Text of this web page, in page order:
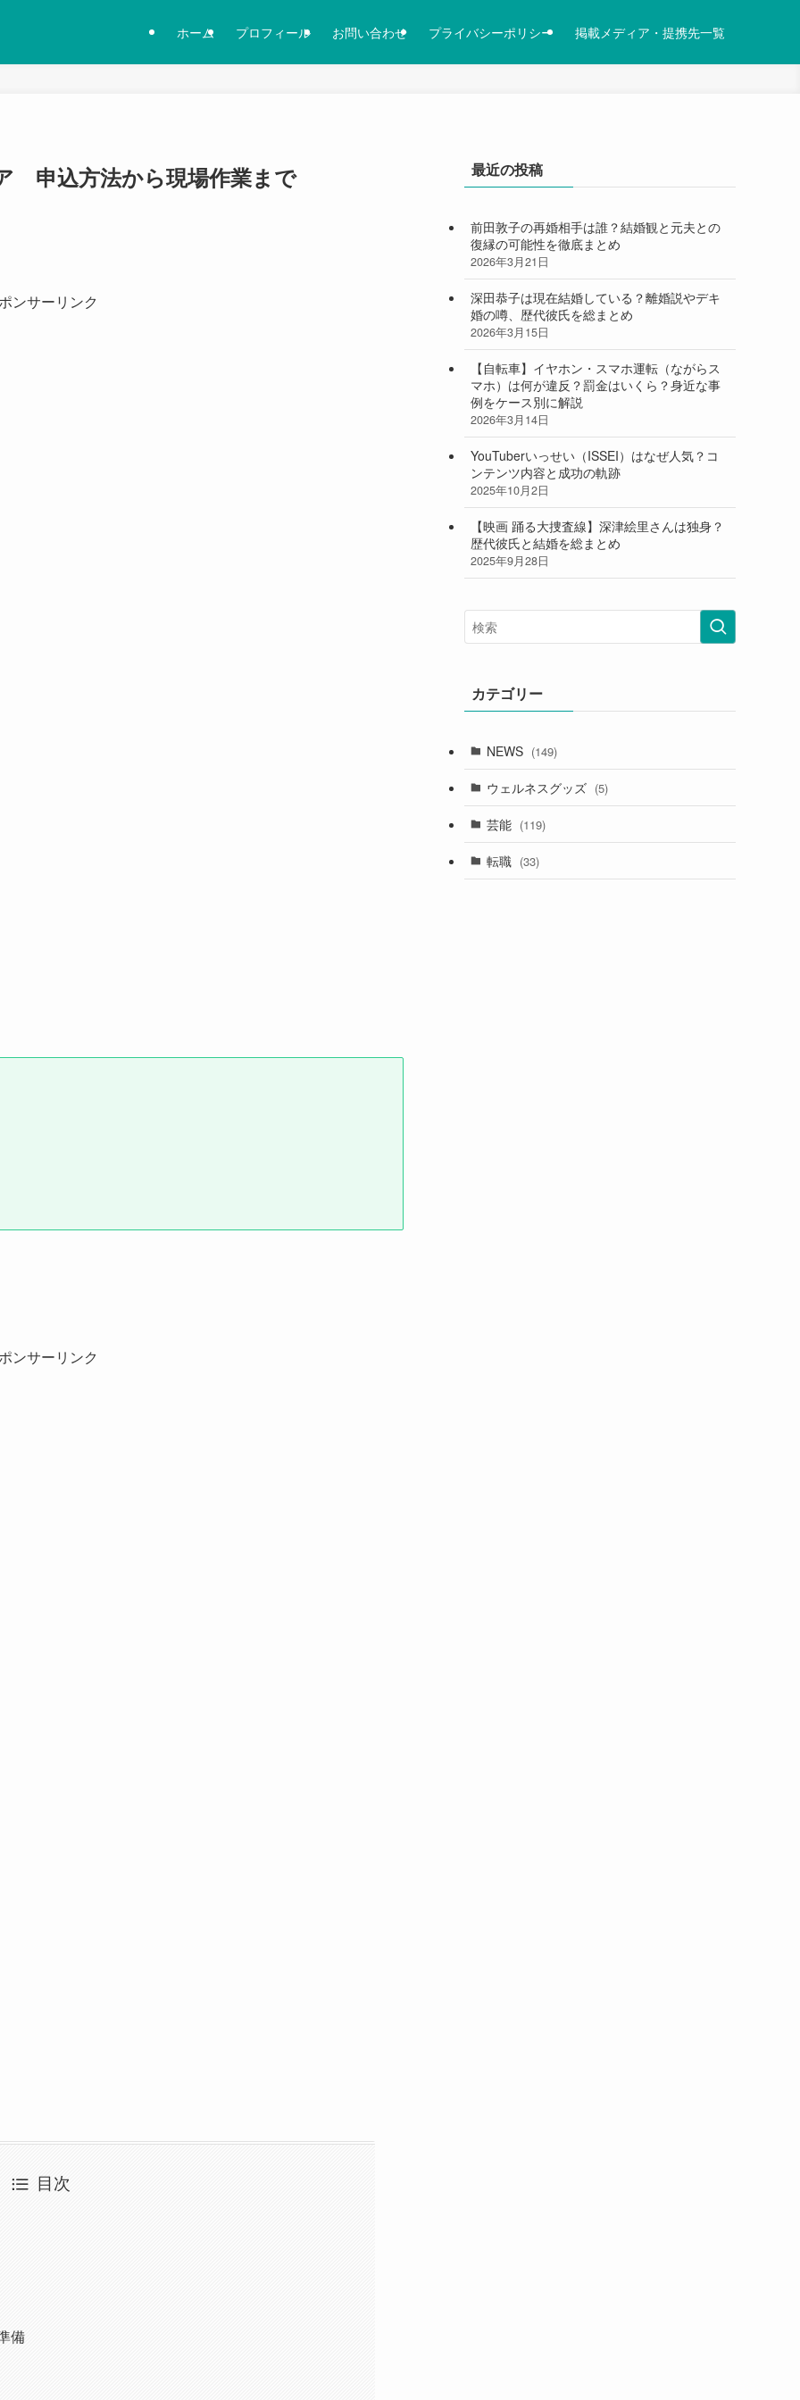
ホーム プロフィール お問い合わせ プライバシーポリシー 掲載メディア・提携先一覧
申込方法から現場作業まで
ンサーリンク
ンサーリンク
目次
備
最近の投稿
前田敦子の再婚相手は誰？結婚観と元夫との
復縁の可能性を徹底まとめ
2026年3月21日
深田恭子は現在結婚している？離婚説やデキ
婚の噂、歴代彼氏を総まとめ
2026年3月15日
【自転車】イヤホン・スマホ運転（ながらス
マホ）は何が違反？罰金はいくら？身近な事
例をケース別に解説
2026年3月14日
YouTuberいっせい（ISSEI）はなぜ人気？コ
ンテンツ内容と成功の軌跡
2025年10月2日
【映画 踊る大捜査線】深津絵里さんは独身？
歴代彼氏と結婚を総まとめ
2025年9月28日
カテゴリー
NEWS (149)
ウェルネスグッズ (5)
芸能 (119)
転職 (33)